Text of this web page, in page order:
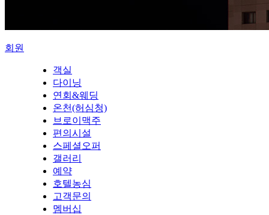
회원
객실
다이닝
연회&웨딩
온천(허심청)
브로이맥주
편의시설
스페셜오퍼
갤러리
예약
호텔농심
고객문의
멤버십